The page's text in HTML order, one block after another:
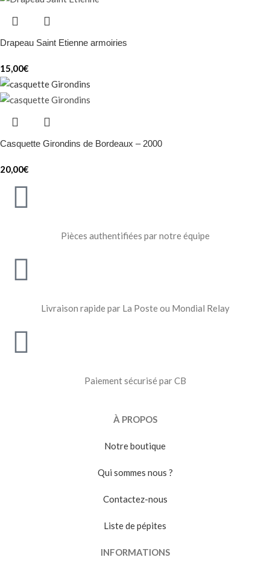
Drapeau Saint Etienne armoiries
15,00€
Casquette Girondins de Bordeaux – 2000
20,00€
Pièces authentifiées par notre équipe
Livraison rapide par La Poste ou Mondial Relay
Paiement sécurisé par CB
À PROPOS
Notre boutique
Qui sommes nous ?
Contactez-nous
Liste de pépites
INFORMATIONS